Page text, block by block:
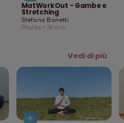
MatWorkOut - Gambe e
Stretching
Stefano Bonetti
Pilates • 30 min
Vedi di più